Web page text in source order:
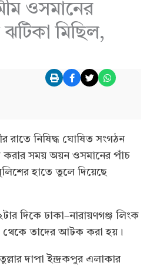
ওসমানের
মিছিল,
রাতে নিষিদ্ধ ঘোষিত সংগঠন
করার সময় অয়ন ওসমানের পাঁচ
হাতে তুলে দিয়েছে
দিকে ঢাকা–নারায়ণগঞ্জ লিংক
থেকে তাদের আটক করা হয়।
দাপা ইন্দ্রকপুর এলাকার